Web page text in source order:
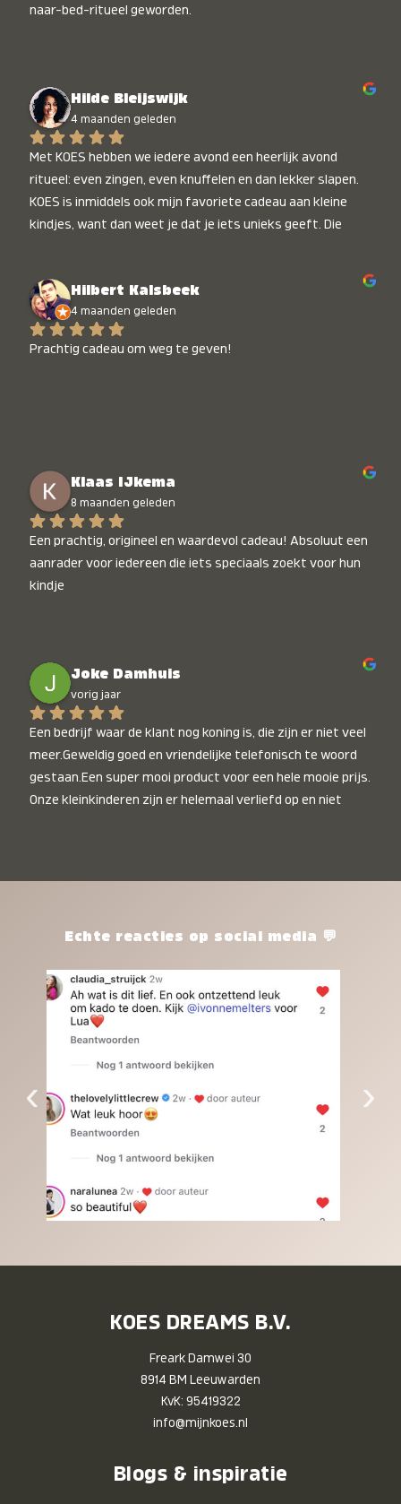
naar-bed-ritueel geworden.
Hilde Bleijswijk
4 maanden geleden
Met KOES hebben we iedere avond een heerlijk avond
ritueel: even zingen, even knuffelen en dan lekker slapen.
KOES is inmiddels ook mijn favoriete cadeau aan kleine
kindjes, want dan weet je dat je iets unieks geeft. Die
Hilbert Kalsbeek
4 maanden geleden
Prachtig cadeau om weg te geven!
Klaas IJkema
8 maanden geleden
Een prachtig, origineel en waardevol cadeau! Absoluut een
aanrader voor iedereen die iets speciaals zoekt voor hun
kindje
Joke Damhuis
vorig jaar
Een bedrijf waar de klant nog koning is, die zijn er niet veel
meer.Geweldig goed en vriendelijke telefonisch te woord
gestaan.Een super mooi product voor een hele mooie prijs.
Onze kleinkinderen zijn er helemaal verliefd op en niet
het waard.Echte reacties op social media 💬
‹ ›
KOES DREAMS B.V.
Freark Damwei 30
8914 BM Leeuwarden
KvK: 95419322
info@mijnkoes.nl
Blogs & inspiratie